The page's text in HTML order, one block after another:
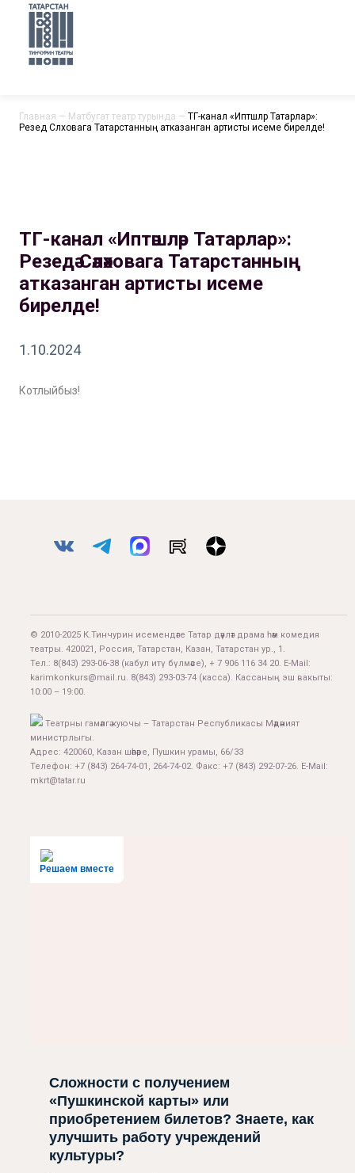
Главная — Матбугат театр турында — ТГ-канал «Иптәшләр Татарлар»:
Резедә Сәләховага Татарстанның атказанган артисты исеме бирелде!
ТГ-канал «Иптәшләр Татарлар»:
Резедә Сәләховага Татарстанның
атказанган артисты исеме
бирелде!
1.10.2024
Котлыйбыз!
© 2010-2025 К.Тинчурин исемендәге Татар дәүләт драма һәм комедия
театры. 420021, Россия, Татарстан, Казан, Татарстан ур., 1.
Тел.: 8(843) 293-06-38 (кабул итү бүлмәсе), + 7 906 116 34 20. E-Mail:
karimkonkurs@mail.ru. 8(843) 293-03-74 (касса). Кассаның эш вакыты:
10:00 – 19:00.
Театрны гамәлгә куючы – Татарстан Республикасы Мәдәният
министрлыгы.
Адрес: 420060, Казан шәһәре, Пушкин урамы, 66/33
Телефон: +7 (843) 264-74-01, 264-74-02. Факс: +7 (843) 292-07-26. E-Mail:
mkrt@tatar.ru
Решаем вместе
Сложности с получением
«Пушкинской карты» или
приобретением билетов? Знаете, как
улучшить работу учреждений
культуры?